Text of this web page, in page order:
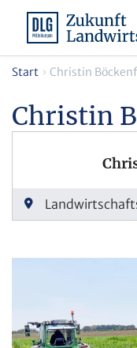
Start Christin
Christin